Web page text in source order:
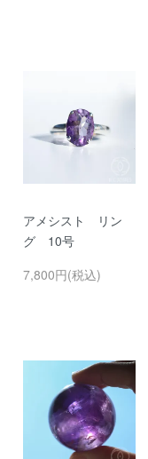
アメシスト リン
グ 10号
7,800円(税込)